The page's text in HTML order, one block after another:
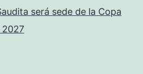
será sede de la Copa
2027